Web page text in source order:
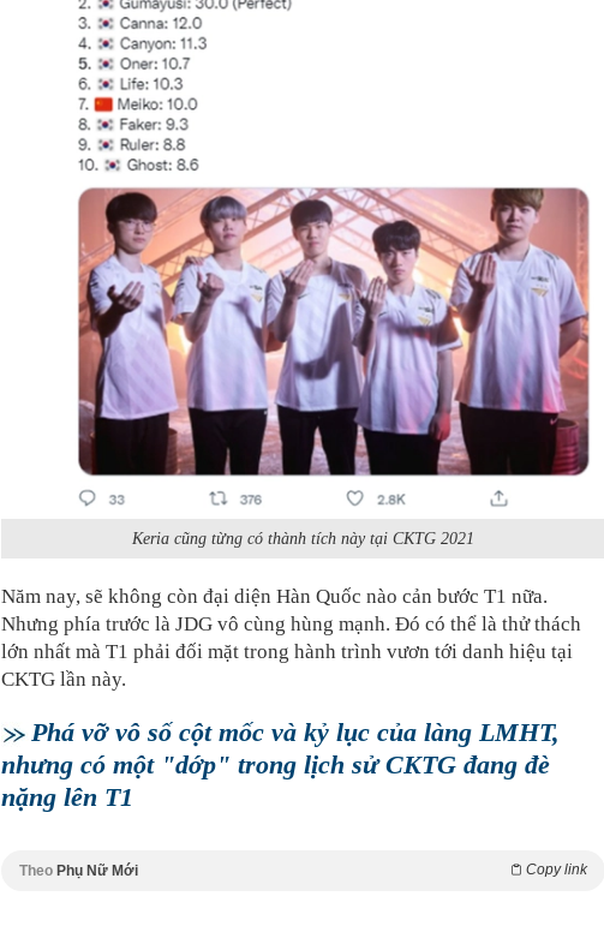
Keria cũng từng có thành tích này tại CKTG 2021
Năm nay, sẽ không còn đại diện Hàn Quốc nào cản bước T1 nữa.
Nhưng phía trước là JDG vô cùng hùng mạnh. Đó có thể là thử thách
lớn nhất mà T1 phải đối mặt trong hành trình vươn tới danh hiệu tại
CKTG lần này.
Phá vỡ vô số cột mốc và kỷ lục của làng LMHT,
nhưng có một "dớp" trong lịch sử CKTG đang đè
nặng lên T1
Theo Phụ Nữ Mới Copy link